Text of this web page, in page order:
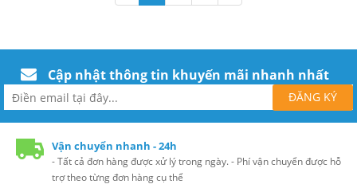
Cập nhật thông tin khuyến mãi nhanh nhất
Vận chuyển nhanh - 24h
- Tất cả đơn hàng được xử lý trong ngày. - Phí vận chuyển được hỗ
trợ theo từng đơn hàng cụ thể